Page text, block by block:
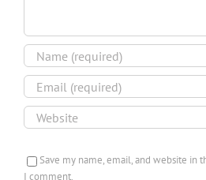
Save my name, email, and website in
I comment.